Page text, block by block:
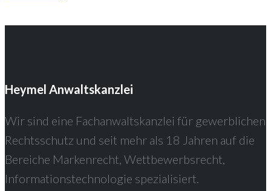
Heymel Anwaltskanzlei
Wir sind eine Fachanwaltskanzlei für gewerblichen
Rechtsschutz und seit mehr als 18 Jahren auf die
Bereiche Markenrecht, Wettbewerbsrecht,
Informationstechnologie spezialisiert.